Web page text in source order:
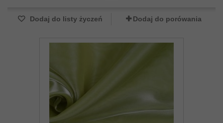
Dodaj do listy życzeń Dodaj do porówania